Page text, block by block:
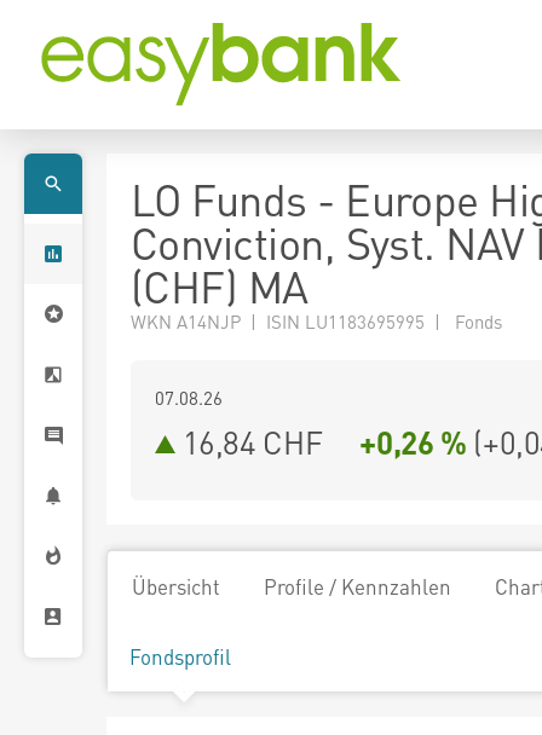
LO Funds - Europe
Conviction, Syst. NAV
(CHF) MA
WKN A14NJP | ISIN LU1183695995 | Fonds
07.08.26
16,84 CHF +0,26 % (
Übersicht Profile / Kennzahlen
Fondsprofil